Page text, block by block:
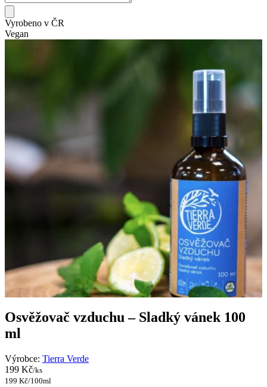
Vyrobeno v ČR
Vegan
Osvěžovač vzduchu – Sladký vánek 100
ml
Výrobce: Tierra Verde
199 Kč/ks
199 Kč/100ml